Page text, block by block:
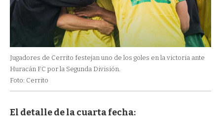
Jugadores de Cerrito festejan uno de los goles en la victoria ante
Huracán FC por la Segunda División.
Foto: Cerrito
El detalle de la cuarta fecha: